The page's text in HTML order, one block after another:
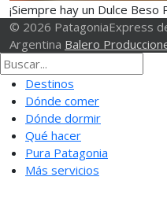
¡Siempre hay un Dulce Beso
© 2026 PatagoniaExpress
Argentina Balero
Destinos
Dónde comer
Dónde dormir
Qué hacer
Pura Patagonia
Más servicios